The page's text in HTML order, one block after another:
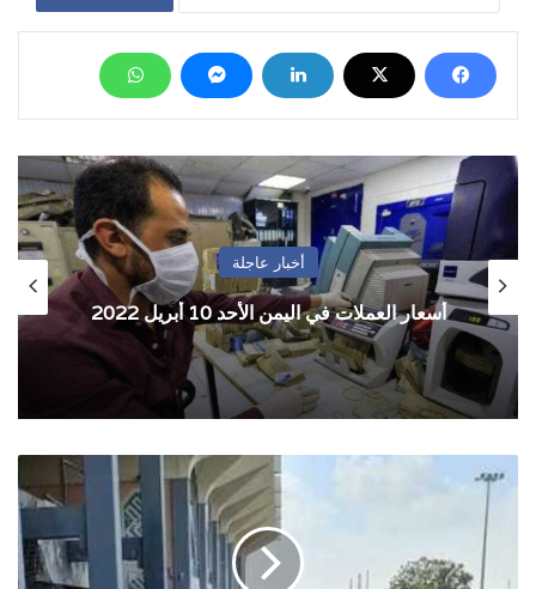
أخبار عاجلة
أسعار العملات في اليمن الأحد 10 أبريل 2022
متأثرا
بإصابته